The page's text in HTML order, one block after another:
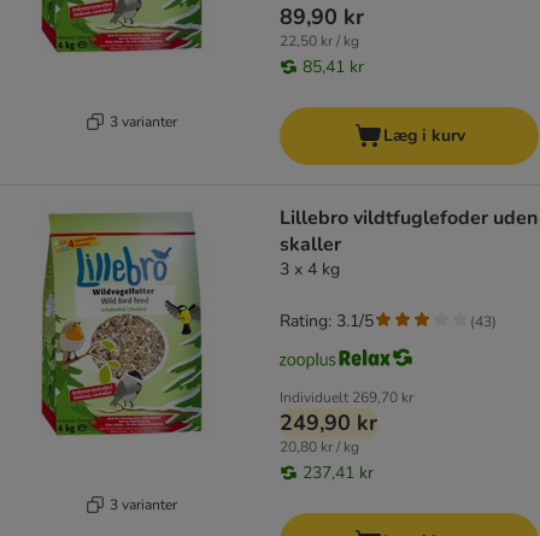
3 varianter
89,90 kr
22,50 kr / kg
85,41 kr
Læg i kurv
3 varianter
Lillebro vildtfuglefoder uden
skaller
3 x 4 kg
Individuelt 269,70 kr
249,90 kr
20,80 kr / kg
237,41 kr
Rating: 3.1/5 (43)